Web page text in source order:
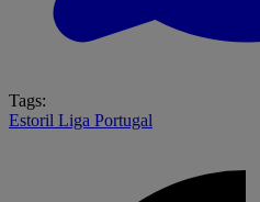
Tags:
Estoril Liga Portugal